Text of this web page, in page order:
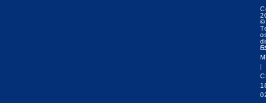
©
|